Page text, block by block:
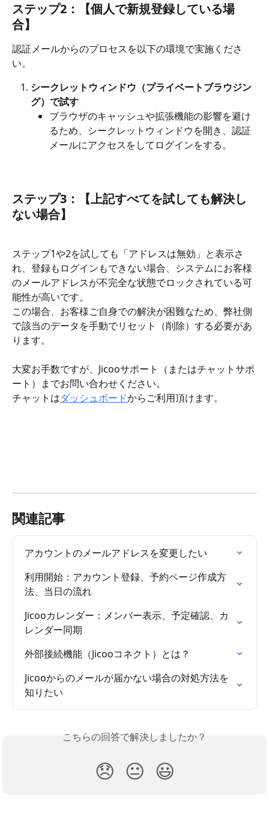
ステップ2：【個人で新規登録している場
合】
認証メールからのプロセスを以下の環境で実施くださ
い。
シークレットウィンドウ（プライベートブラウジン
グ）で試す
ブラウザのキャッシュや拡張機能の影響を避け
るため、シークレットウィンドウを開き、認証
メールにアクセスをしてログインをする。
ステップ3：【上記すべてを試しても解決し
ない場合】
ステップ1や2を試しても「アドレスは無効」と表示さ
れ、登録もログインもできない場合、システムにお客様
のメールアドレスが不完全な状態でロックされている可
能性が高いです。
この場合、お客様ご自身での解決が困難なため、弊社側
で該当のデータを手動でリセット（削除）する必要があ
ります。
大変お手数ですが、Jicooサポート（またはチャットサポ
ート）までお問い合わせください。
チャットはダッシュボードからご利用頂けます。
関連記事
アカウントのメールアドレスを変更したい
利用開始：アカウント登録、予約ページ作成方
法、当日の流れ
Jicooカレンダー：メンバー表示、予定確認、カ
レンダー同期
外部接続機能（Jicooコネクト）とは？
Jicooからのメールが届かない場合の対処方法を
知りたい
こちらの回答で解決しましたか？
😞 😐 😃